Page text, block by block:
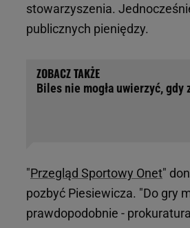
stowarzyszenia.
publicznych pieniędzy.
Biles nie mogła uwierzyć, gdy
"Przegląd Sportowy Onet"
pozbyć Piesiewicza. "Do gry
prawdopodobnie -